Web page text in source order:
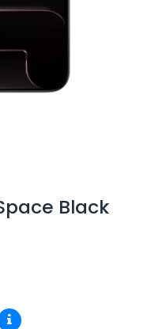
Black